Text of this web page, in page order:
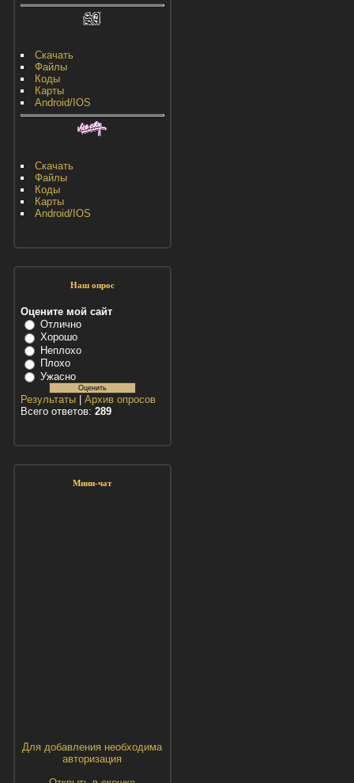
Скачать
Файлы
Коды
Карты
Android/IOS
Скачать
Файлы
Коды
Карты
Android/IOS
Наш опрос
Оцените мой сайт
Отлично
Хорошо
Неплохо
Плохо
Ужасно
Результаты| Архив опросов
Всего ответов: 289
Мини-чат
Для добавления необходима
авторизация